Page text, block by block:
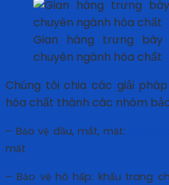
Gian hàng trưng
chuyên ngành hóa chất
Chúng tôi chia các giải
hóa chất thành các nhóm
– Bảo vệ đầu, mắt, mặt:
mặt
– Bảo vệ hô hấp: khẩu trang